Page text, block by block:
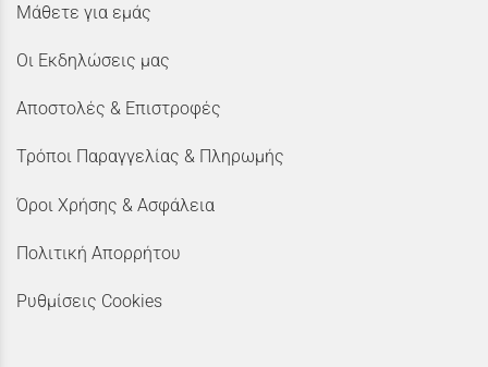
Μάθετε για εμάς
Οι Εκδηλώσεις μας
Αποστολές & Επιστροφές
Τρόποι Παραγγελίας & Πληρωμής
Όροι Χρήσης & Ασφάλεια
Πολιτική Απορρήτου
Ρυθμίσεις Cookies